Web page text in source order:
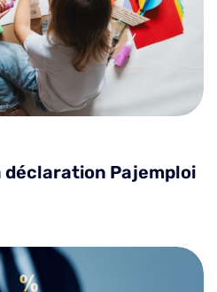
déclaration Pajemploi